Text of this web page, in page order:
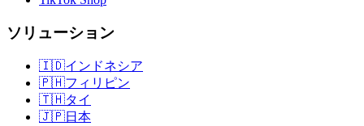
ソリューション
🇮🇩インドネシア
🇵🇭フィリピン
🇹🇭タイ
🇯🇵日本